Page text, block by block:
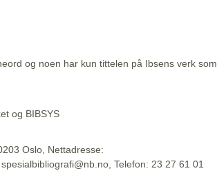
og noen har kun tittelen på Ibsens verk som
og BIBSYS
Oslo, Nettadresse:
Telefon: 23 27 61 01